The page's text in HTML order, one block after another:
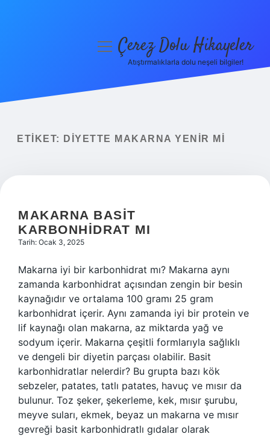
Yasal Uyarı
menüyüÇerez Dolu Hikayeler
Atıştırmalıklarla dolu neşeli bilgiler!
ETIKET: DIYETTE MAKARNA YENIR MI
MAKARNA BASIT
KARBONHIDRAT MI
Tarih: Ocak 3, 2025
Makarna iyi bir karbonhidrat mı? Makarna aynı
zamanda karbonhidrat açısından zengin bir besin
kaynağıdır ve ortalama 100 gramı 25 gram
karbonhidrat içerir. Aynı zamanda iyi bir protein ve
lif kaynağı olan makarna, az miktarda yağ ve
sodyum içerir. Makarna çeşitli formlarıyla sağlıklı
ve dengeli bir diyetin parçası olabilir. Basit
karbonhidratlar nelerdir? Bu grupta bazı kök
sebzeler, patates, tatlı patates, havuç ve mısır da
bulunur. Toz şeker, şekerleme, kek, mısır şurubu,
meyve suları, ekmek, beyaz un makarna ve mısır
gevreği basit karbonhidratlı gıdalar olarak